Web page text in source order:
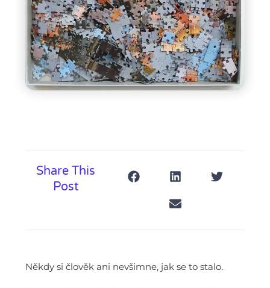
Share This
Post
Někdy si člověk ani nevšimne, jak se to stalo.